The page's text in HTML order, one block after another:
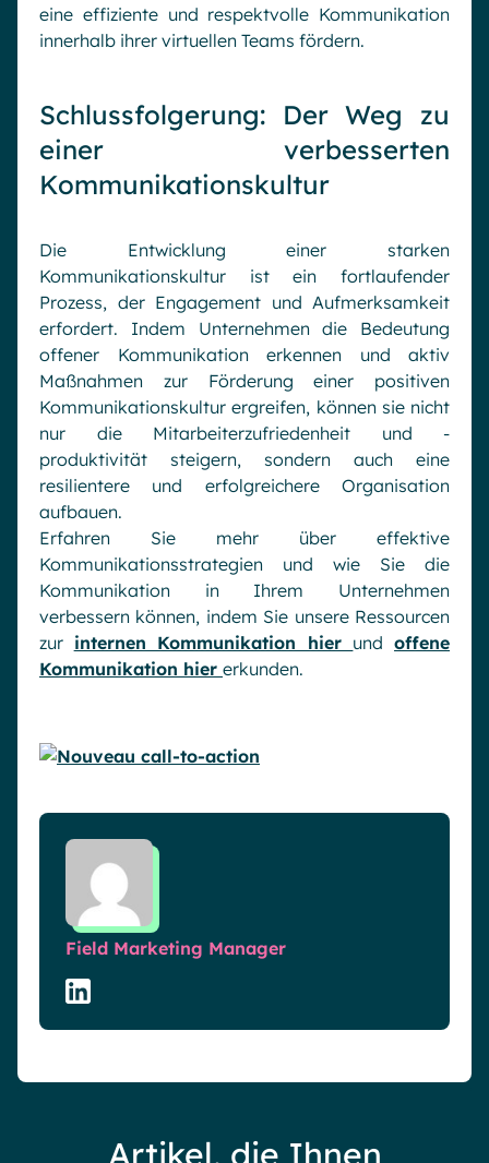
eine effiziente und respektvolle Kommunikation
innerhalb ihrer virtuellen Teams fördern.
Schlussfolgerung: Der Weg zu
einer verbesserten
Kommunikationskultur
Die Entwicklung einer starken
Kommunikationskultur ist ein fortlaufender
Prozess, der Engagement und Aufmerksamkeit
erfordert. Indem Unternehmen die Bedeutung
offener Kommunikation erkennen und aktiv
Maßnahmen zur Förderung einer positiven
Kommunikationskultur ergreifen, können sie nicht
nur die Mitarbeiterzufriedenheit und -
produktivität steigern, sondern auch eine
resilientere und erfolgreichere Organisation
aufbauen.
Erfahren Sie mehr über effektive
Kommunikationsstrategien und wie Sie die
Kommunikation in Ihrem Unternehmen
verbessern können, indem Sie unsere Ressourcen
zur internen Kommunikation hier undoffene
Kommunikation hier erkunden.
Field Marketing Manager
Artikel, die Ihnen